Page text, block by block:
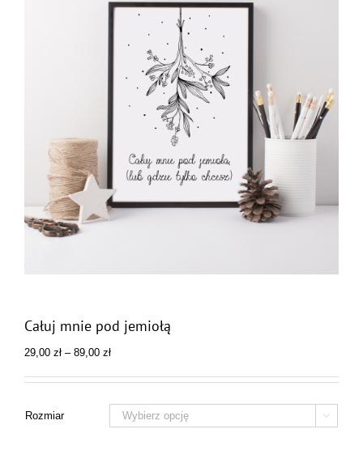
Całuj mnie pod jemiołą
29,00 zł – 89,00 złZakres
od
89,00 zł
Rozmiar 